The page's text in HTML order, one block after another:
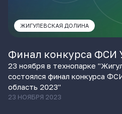
ЖИГУЛЕВСКАЯ ДОЛИНА
Финал конкурса ФСИ
область 2023
23 ноября в технопарке
состоялся финал конкурса
область 2023"
23 НОЯБРЯ 2023